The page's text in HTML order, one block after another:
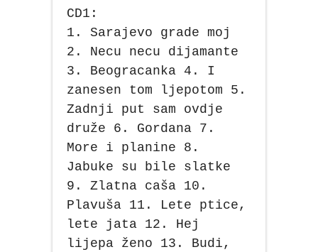
CD1:
1. Sarajevo grade moj
2. Necu necu dijamante
3. Beogracanka 4. I
zanesen tom ljepotom 5.
Zadnji put sam ovdje
druže 6. Gordana 7.
More i planine 8.
Jabuke su bile slatke
9. Zlatna caša 10.
Plavuša 11. Lete ptice,
lete jata 12. Hej
lijepa ženo 13. Budi,